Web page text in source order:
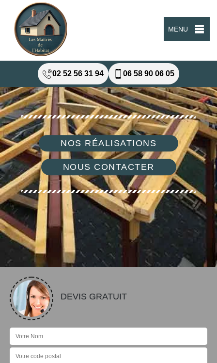
MENU
02 52 56 31 94 06 58 90 06 05
NOS RÉALISATIONS
NOUS CONTACTER
DEVIS GRATUIT